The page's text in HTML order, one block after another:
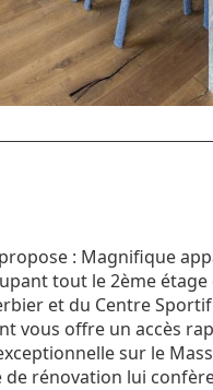
: Magnifique
tout le 2ème
et du Centre
vous offre un accès
sur le
rénovation lui